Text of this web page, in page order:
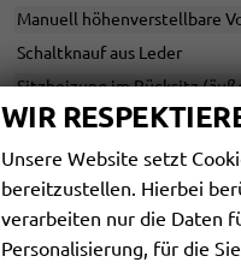
Manuell höhenverstellbare
Schaltknauf aus Leder
Sitzheizung im Rücksitz
Sitzheizung vorne
Sportsitze vorne
Stoff-/Kunstlederbezug
INFOTAINMENT &
WIR
Unsere Website setzt
bereitzustellen. Hierbei
verarbeiten nur die Daten
Personalisierung, für die